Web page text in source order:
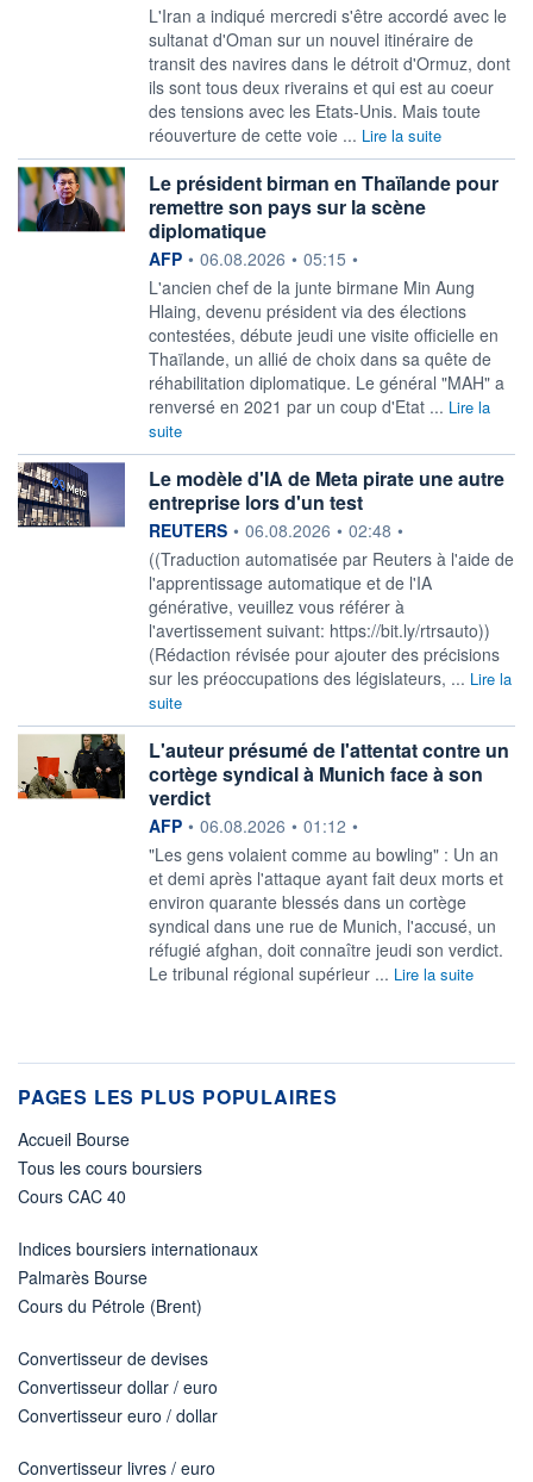
L'Iran a indiqué mercredi s'être accordé avec le
sultanat d'Oman sur un nouvel itinéraire de
transit des navires dans le détroit d'Ormuz, dont
ils sont tous deux riverains et qui est au coeur
des tensions avec les Etats-Unis. Mais toute
réouverture de cette voie ... Lire la suite
Le président birman en Thaïlande pour
remettre son pays sur la scène
diplomatique
information fournie par
AFP • 06.08.2026 • 05:15 •
L'ancien chef de la junte birmane Min Aung
Hlaing, devenu président via des élections
contestées, débute jeudi une visite officielle en
Thaïlande, un allié de choix dans sa quête de
réhabilitation diplomatique. Le général "MAH" a
renversé en 2021 par un coup d'Etat ... Lire la
suite
Le modèle d'IA de Meta pirate une autre
entreprise lors d'un test
information fournie par
REUTERS • 06.08.2026 • 02:48 •
((Traduction automatisée par Reuters à l'aide de
l'apprentissage automatique et de l'IA
générative, veuillez vous référer à
l'avertissement suivant: https://bit.ly/rtrsauto))
(Rédaction révisée pour ajouter des précisions
sur les préoccupations des législateurs, ... Lire la
suite
L'auteur présumé de l'attentat contre un
cortège syndical à Munich face à son
verdict
information fournie par
AFP • 06.08.2026 • 01:12 •
"Les gens volaient comme au bowling" : Un an
et demi après l'attaque ayant fait deux morts et
environ quarante blessés dans un cortège
syndical dans une rue de Munich, l'accusé, un
réfugié afghan, doit connaître jeudi son verdict.
Le tribunal régional supérieur ... Lire la suite
PAGES LES PLUS POPULAIRES
Accueil Bourse
Tous les cours boursiers
Cours CAC 40
Indices boursiers internationaux
Palmarès Bourse
Cours du Pétrole (Brent)
Convertisseur de devises
Convertisseur dollar / euro
Convertisseur euro / dollar
Convertisseur livres / euro